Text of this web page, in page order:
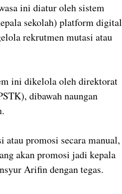
ini diatur oleh sistem
sekolah) platform digital
rekrutmen mutasi atau
ini dikelola oleh direktorat
dibawah naungan
promosi secara manual,
akan promosi jadi kepala
Arifin dengan tegas.